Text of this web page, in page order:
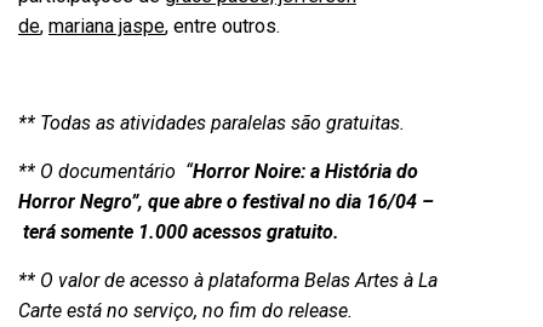
de, mariana jaspe, entre outros.
** Todas as atividades paralelas são gratuitas.
** O documentário “Horror Noire: a História do
Horror Negro”, que abre o festival no dia 16/04 –
terá somente 1.000 acessos gratuito.
** O valor de acesso à plataforma Belas Artes à La
Carte está no serviço, no fim do release.